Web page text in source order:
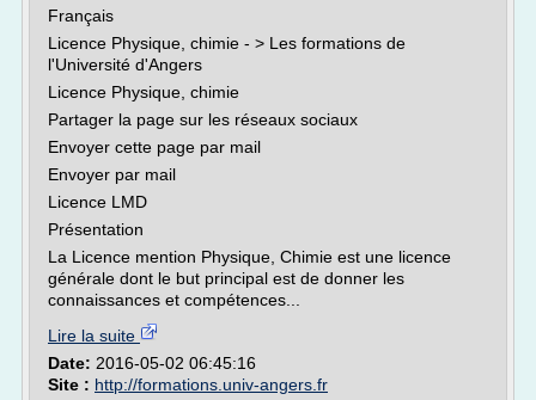
Français
Licence Physique, chimie - > Les formations de
l'Université d'Angers
Licence Physique, chimie
Partager la page sur les réseaux sociaux
Envoyer cette page par mail
Envoyer par mail
Licence LMD
Présentation
La Licence mention Physique, Chimie est une licence
générale dont le but principal est de donner les
connaissances et compétences...
Lire la suite
Date: 2016-05-02 06:45:16
Site : http://formations.univ-angers.fr